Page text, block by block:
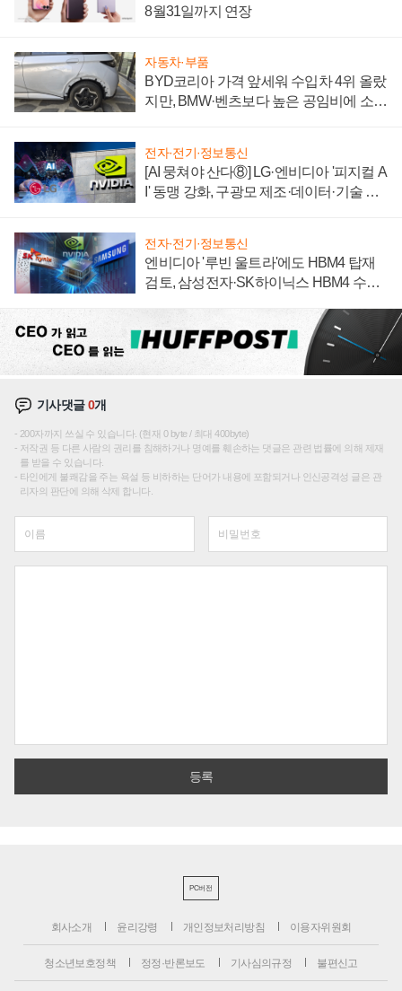
8월31일까지 연장
자동차·부품
BYD코리아 가격 앞세워 수입차 4위 올랐
지만, BMW·벤츠보다 높은 공임비에 소비
전자·전기·정보통신
[AI 뭉쳐야 산다⑧] LG·엔비디아 '피지컬 A
I' 동맹 강화, 구광모 제조·데이터·기술 결
전자·전기·정보통신
엔비디아 '루빈 울트라'에도 HBM4 탑재
검토, 삼성전자·SK하이닉스 HBM4 수율
기사댓글0개
200자까지 쓰실 수 있습니다. (현재 0 byte / 최대 400byte)
저작권 등 다른 사람의 권리를 침해하거나 명예를 훼손하는 댓글은 관련 법률에 의해 제재
를 받을 수 있습니다.
타인에게 불쾌감을 주는 욕설 등 비하하는 단어가 내용에 포함되거나 인신공격성 글은 관
리자의 판단에 의해 삭제 합니다.
PC버전
회사소개 윤리강령 개인정보처리방침 이용자위원회
청소년보호정책 정정·반론보도 기사심의규정 불편신고